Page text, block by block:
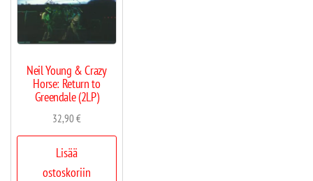
Neil Young & Crazy
Horse: Return to
Greendale (2LP)
32,90€
Lisää
ostoskoriin